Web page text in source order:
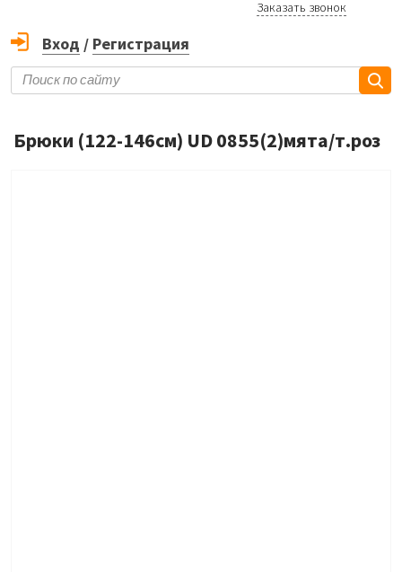
Заказать звонок
Вход / Регистрация
Брюки (122-146см) UD 0855(2)мята/т.роз